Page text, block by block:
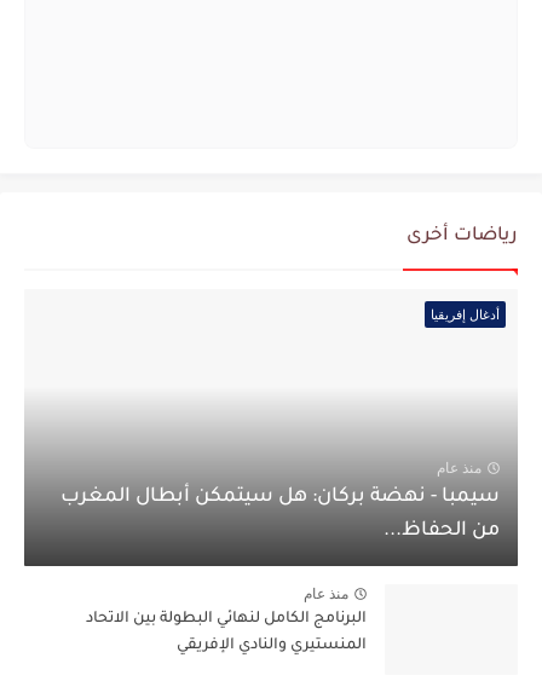
رياضات أخرى
أدغال إفريقيا
منذ عام
سيمبا - نهضة بركان: هل سيتمكن أبطال المغرب
من الحفاظ...
منذ عام
البرنامج الكامل لنهائي البطولة بين الاتحاد
المنستيري والنادي الإفريقي